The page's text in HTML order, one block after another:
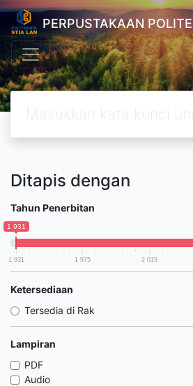
PERPUSTAKAAN
Ditapis dengan
Tahun Penerbitan
1 931
1 931 1 975 2 019
Ketersediaan
Tersedia di Rak
Lampiran
PDF
Audio